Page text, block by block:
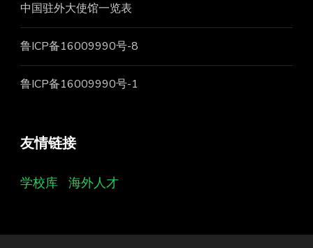
中国驻外大使馆一览表
鲁ICP备16009990号-8
鲁ICP备16009990号-1
友情链接
学校库 海外人才